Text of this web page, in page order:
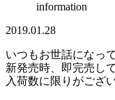
information
2019.01.28
いつもお世話になっ
新発売時、即完売し
入荷数に限りがござ